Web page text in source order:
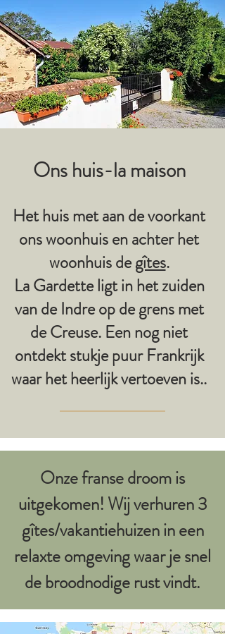
Ons huis-la maison
Het huis met aan de voorkant
ons woonhuis en achter het
woonhuis degîtes.
La Gardette ligt in het zuiden
van de Indre op de grens met
de Creuse. Een nog niet
ontdekt stukje puur Frankrijk
waar het heerlijk vertoeven is..
Onze franse droom is
uitgekomen! Wij verhuren 3
gîtes/vakantiehuizen in een
relaxte omgeving waar je snel
de broodnodige rust vindt.